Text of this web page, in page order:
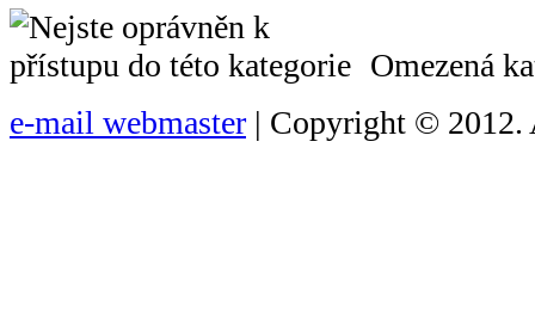
Omezená
e-mail webmaster | Copyright © 2012.